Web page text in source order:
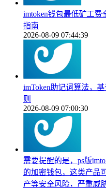
imtoken钱包最低矿工
指南
2026-08-09 07:44:39
imToken助记词算法，
则
2026-08-09 07:00:30
需要提醒的是，ps版
的加密钱包，这类产品
产等安全风险，严重威